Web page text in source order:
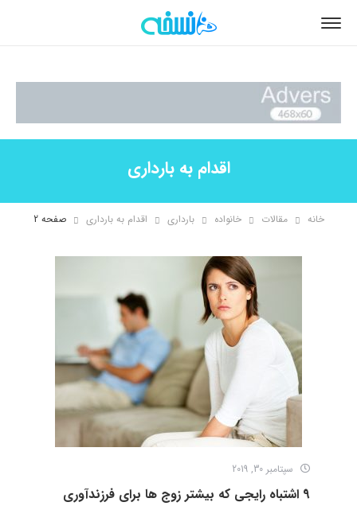
اقدام به بارداری
خانه مقالات خانواده بارداری اقدام به بارداری صفحه 2
سپتامبر 30, 2019
9 اشتباه رایجی که بیشتر زوج ها برای فرزندآوری